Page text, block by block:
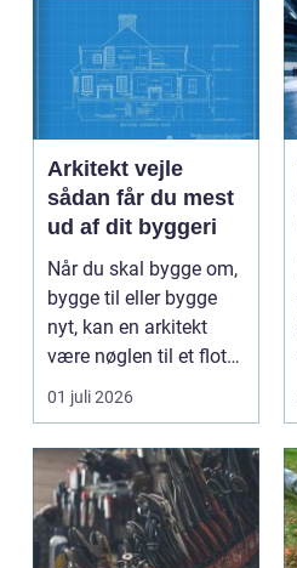
Arkitekt vejle
sådan får du mest
ud af dit byggeri
Når du skal bygge om,
bygge til eller bygge
nyt, kan en arkitekt
være nøglen til et flot
resultat, d...
01 juli 2026